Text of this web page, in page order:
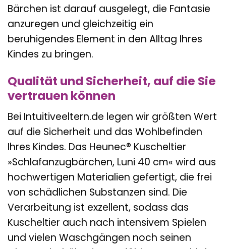
Bärchen ist darauf ausgelegt, die Fantasie
anzuregen und gleichzeitig ein
beruhigendes Element in den Alltag Ihres
Kindes zu bringen.
Qualität und Sicherheit, auf die Sie
vertrauen können
Bei Intuitiveeltern.de legen wir größten Wert
auf die Sicherheit und das Wohlbefinden
Ihres Kindes. Das Heunec® Kuscheltier
»Schlafanzugbärchen, Luni 40 cm« wird aus
hochwertigen Materialien gefertigt, die frei
von schädlichen Substanzen sind. Die
Verarbeitung ist exzellent, sodass das
Kuscheltier auch nach intensivem Spielen
und vielen Waschgängen noch seinen